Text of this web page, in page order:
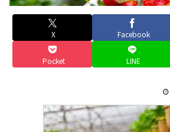
X Facebook
Pocket LINE